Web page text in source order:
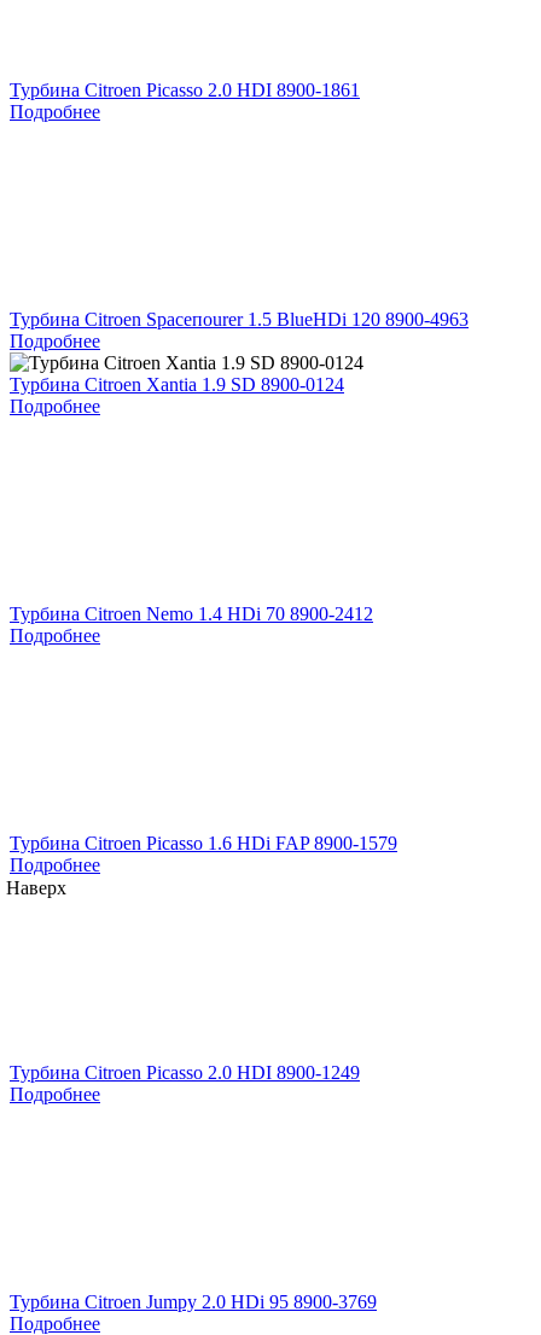
Турбина Citroen Picasso 2.0 HDI 8900-1861
Подробнее
Турбина Citroen Spaceпоurer 1.5 BlueHDi 120 8900-4963
Подробнее
Турбина Citroen Xantia 1.9 SD 8900-0124
Подробнее
Турбина Citroen Nemo 1.4 HDi 70 8900-2412
Подробнее
Турбина Citroen Picasso 1.6 HDi FAP 8900-1579
Подробнее
Турбина Citroen Picasso 2.0 HDI 8900-1249
Подробнее
Турбина Citroen Jumpy 2.0 HDi 95 8900-3769
Подробнее
Наверх